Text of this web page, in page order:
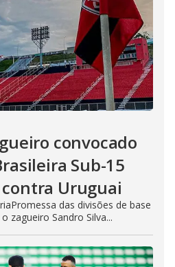
convocado
Sub-15
Uruguai
das divisões de base
zagueiro Sandro Silva...